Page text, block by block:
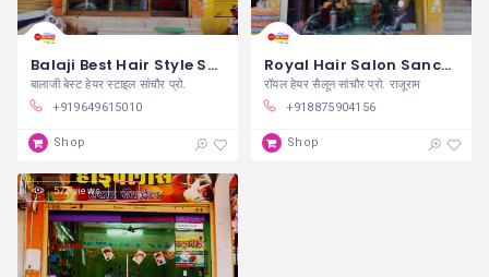
Balaji Best Hair Style Sanchore
बालाजी बेस्ट हेयर स्टाइल सांचौर प्रो.
+919649615010
Shop
Royal Hair Salon Sanchore
रॉयल हेयर सैलून सांचौर प्रो. राजूराम
+918875904156
Shop
572 views